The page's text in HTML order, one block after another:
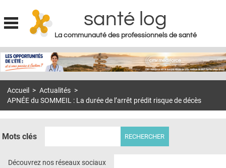
Jump to navigation
santé log
La communauté des professionnels de santé
MON COMPTE
S'ABONNER À LA REVUE SOIN À DOMICILE
DOSSIERS
Accueil > Actualités >
APNÉE du SOMMEIL : La durée de l’arrêt prédit risque de décès
Mots clés
Découvrez nos réseaux sociaux